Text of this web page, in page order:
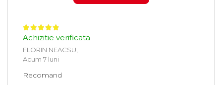
Achizitie verificata
FLORIN NEACSU,
Acum 7 luni
Recomand